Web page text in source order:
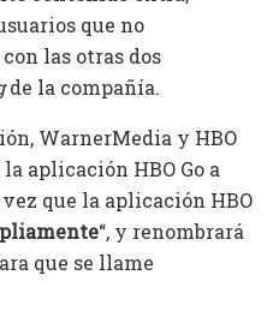
que no
las otras dos
de la compañía.
WarnerMedia y HBO
aplicación HBO Go a
que la aplicación HBO
“, y renombrará
que se llame